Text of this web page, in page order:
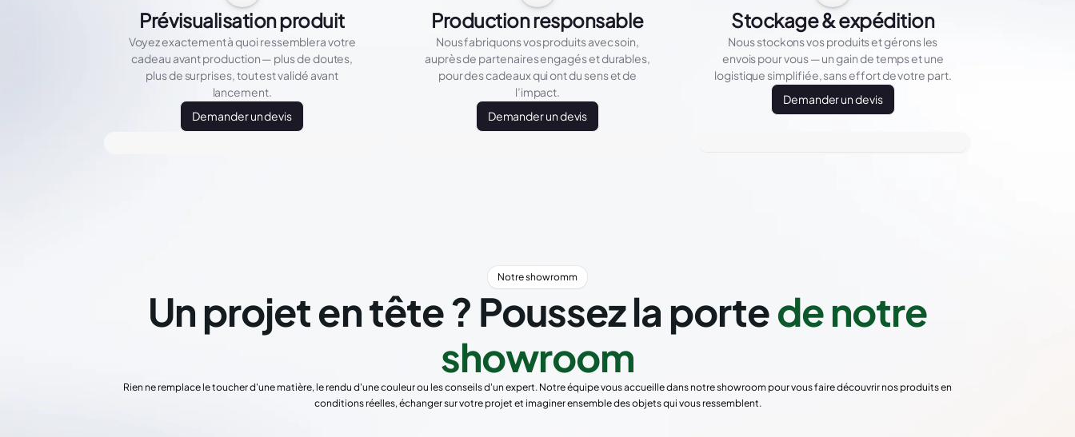
Prévisualisation produit
Voyez exactement à quoi ressemblera votre
cadeau avant production — plus de doutes,
plus de surprises, tout est validé avant
lancement.
Demander un devis
Production responsable
Nous fabriquons vos produits avec soin,
auprès de partenaires engagés et durables,
pour des cadeaux qui ont du sens et de
l’impact.
Demander un devis
Stockage & expédition
Nous stockons vos produits et gérons les
envois pour vous — un gain de temps et une
logistique simplifiée, sans effort de votre part.
Demander un devis
Notre showromm
Un projet en tête ? Poussez la portede notre
showroom
Rien ne remplace le toucher d'une matière, le rendu d'une couleur ou les conseils d'un expert. Notre équipe vous accueille dans notre showroom pour vous faire découvrir nos produits en
conditions réelles, échanger sur votre projet et imaginer ensemble des objets qui vous ressemblent.